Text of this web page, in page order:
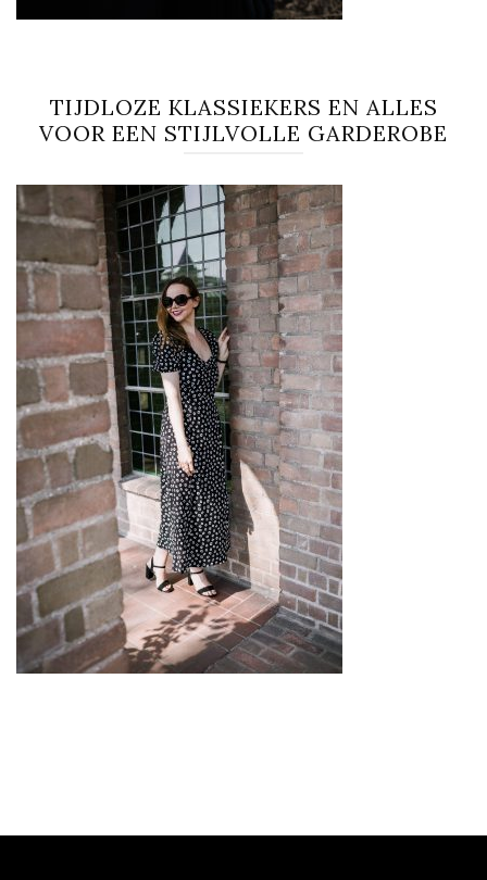
TIJDLOZE KLASSIEKERS EN ALLES
VOOR EEN STIJLVOLLE GARDEROBE